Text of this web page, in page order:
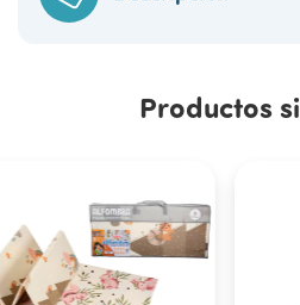
Productos